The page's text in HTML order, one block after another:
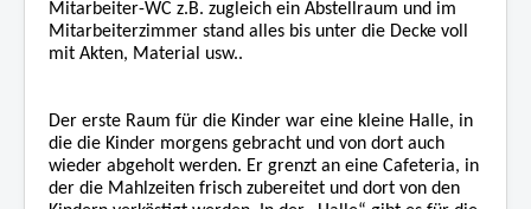
Mitarbeiter-WC z.B. zugleich ein Abstellraum und im
Mitarbeiterzimmer stand alles bis unter die Decke voll
mit Akten, Material usw..
Der erste Raum für die Kinder war eine kleine Halle, in
die die Kinder morgens gebracht und von dort auch
wieder abgeholt werden. Er grenzt an eine Cafeteria, in
der die Mahlzeiten frisch zubereitet und dort von den